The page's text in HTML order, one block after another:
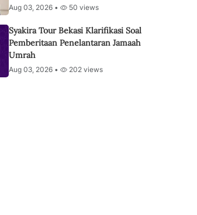
Aug 03, 2026 • 50 views
Syakira Tour Bekasi Klarifikasi Soal
Pemberitaan Penelantaran Jamaah
Umrah
Aug 03, 2026 • 202 views